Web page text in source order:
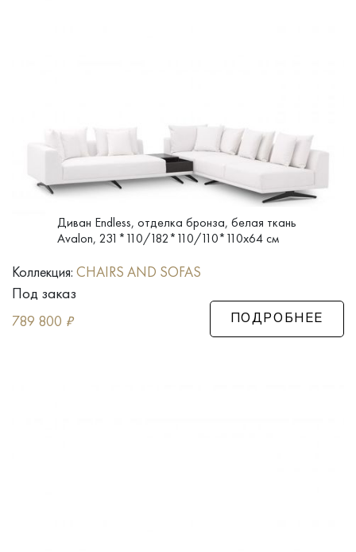
Диван Endless, отделка бронза, белая ткань
Avalon, 231*110/182*110/110*110x64 см
Коллекция: CHAIRS AND SOFAS
Под заказ
789 800 ₽ ПОДРОБНЕЕ